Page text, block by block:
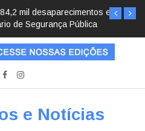
mil desaparecimentos em
de Segurança Pública
e Notícias